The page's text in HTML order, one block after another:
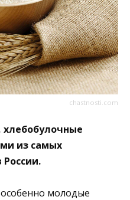
chastnosti.com
хлебобулочные
из самых
молодые